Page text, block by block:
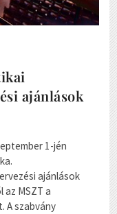
ajánlások
1-jén
ajánlások
az MSZT a
A szabvány